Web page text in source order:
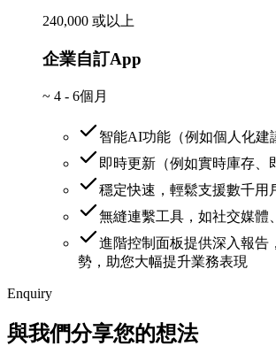
240,000 或以上
企業自訂App
~ 4 - 6個月
智能AI功能（例如個人化建
即時更新（例如實時庫存、
穩定快速，輕鬆支援數千用
無縫連繫工具，如社交媒體
進階控制面板提供深入報告
勢，助您大幅提升業務表現
Enquiry
與我們分享您的想法